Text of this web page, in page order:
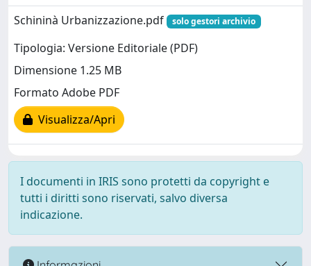
Schininà Urbanizzazione.pdf
solo gestori archivio
Tipologia: Versione Editoriale (PDF)
Dimensione 1.25 MB
Formato Adobe PDF
Visualizza/Apri
I documenti in IRIS sono protetti da copyright e
tutti i diritti sono riservati, salvo diversa
indicazione.